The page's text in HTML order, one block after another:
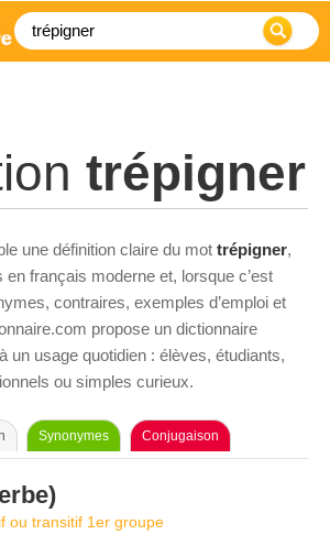
trépigner
une définition claire du mot trépigner,
français moderne et, lorsque c’est
contraires, exemples d’emploi et
propose un dictionnaire
un usage quotidien : élèves, étudiants,
ou simples curieux.
Synonymes Conjugaison
ou transitif 1er groupe